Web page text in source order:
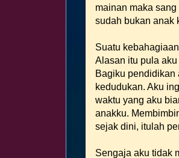
mainan maka
sudah bukan anak
Suatu
Alasan itu pula
Bagiku pendidikan
kedudukan. Aku
waktu yang aku
anakku.
sejak dini, itulah
Sengaja aku tidak